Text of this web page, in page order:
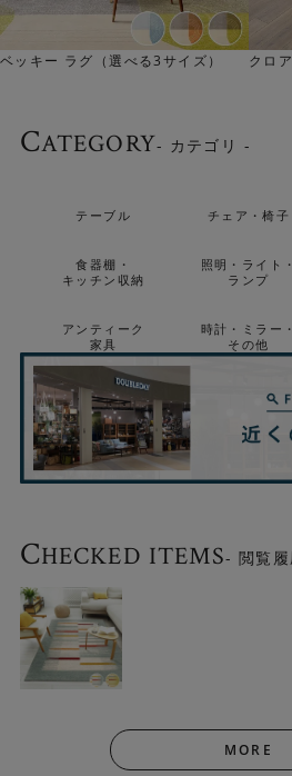
ズ） クロア ラグ（選べる3サイズ）
CATEGORY- カテゴリ -
テーブル チェア・椅子
食器棚・
キッチン収納
照明・ライト・
ランプ
アンティーク
家具
時計・ミラー・
その他
CHECKED ITEMS- 閲覧
MORE